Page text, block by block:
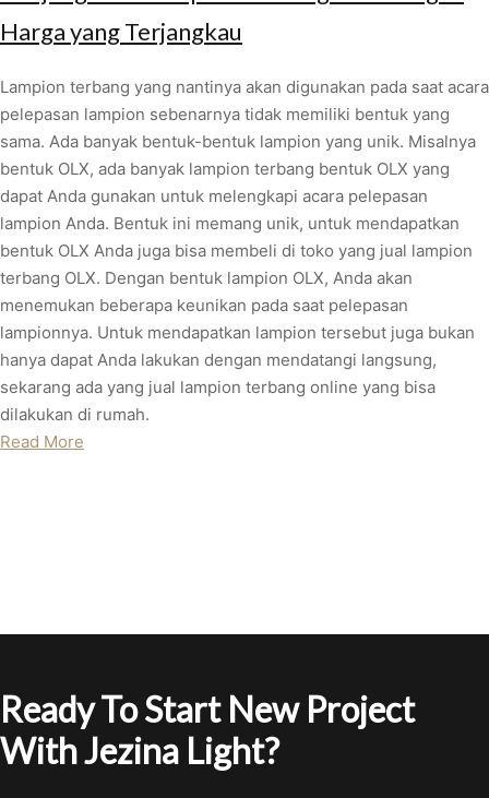
Harga yang Terjangkau
Lampion terbang yang nantinya akan digunakan pada saat acara
pelepasan lampion sebenarnya tidak memiliki bentuk yang
sama. Ada banyak bentuk-bentuk lampion yang unik. Misalnya
bentuk OLX, ada banyak lampion terbang bentuk OLX yang
dapat Anda gunakan untuk melengkapi acara pelepasan
lampion Anda. Bentuk ini memang unik, untuk mendapatkan
bentuk OLX Anda juga bisa membeli di toko yang jual lampion
terbang OLX. Dengan bentuk lampion OLX, Anda akan
menemukan beberapa keunikan pada saat pelepasan
lampionnya. Untuk mendapatkan lampion tersebut juga bukan
hanya dapat Anda lakukan dengan mendatangi langsung,
sekarang ada yang jual lampion terbang online yang bisa
dilakukan di rumah.
Read More
Ready To Start New Project
With Jezina Light?